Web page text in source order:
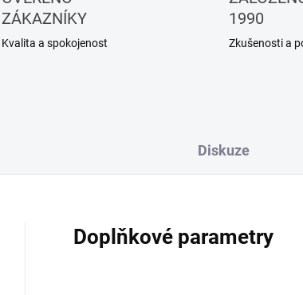
ZÁKAZNÍKY
Kvalita a spokojenost
1990
Zkušenosti a
Diskuze
Doplňkové parametry